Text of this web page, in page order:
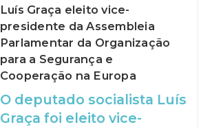
Luís Graça eleito vice-
presidente da Assembleia
Parlamentar da Organização
para a Segurança e
Cooperação na Europa
O deputado socialista Luís
Graça foi eleito vice-